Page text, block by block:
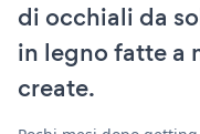
di occhiali da
in legno fatte a
create.